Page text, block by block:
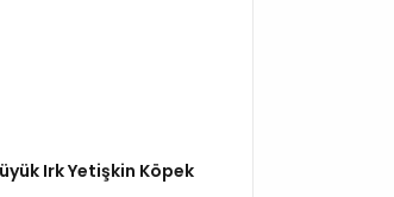
Irk Yetişkin Köpek